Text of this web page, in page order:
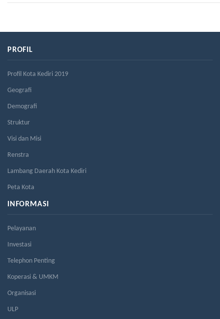
PROFIL
Profil Kota Kediri 2019
Geografi
Demografi
Struktur
Visi dan Misi
Renstra
Lambang Daerah Kota Kediri
Peta Kota
INFORMASI
Pelayanan
Investasi
Telephon Penting
Koperasi & UMKM
Organisasi
ULP